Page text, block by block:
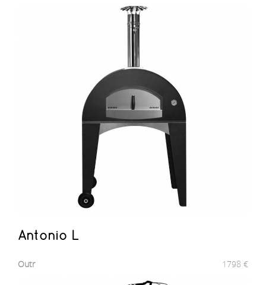
Antonio L
Outr 1798 €